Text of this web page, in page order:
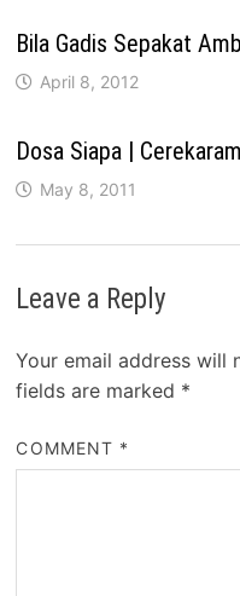
Bila Gadis Sepakat
April 8, 2012
Dosa Siapa |
May 8, 2011
Leave a Reply
Your email address will
fields are marked *
COMMENT *